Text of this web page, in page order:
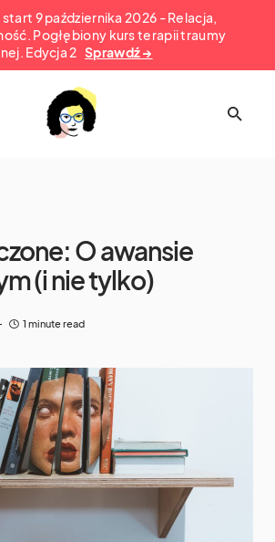
start 9 października 2026 - Relacja,
Pogłębiony kurs terapii traumy
Edycja 2 Sprawdź →
O awansie
(i nie tylko)
1 minute read